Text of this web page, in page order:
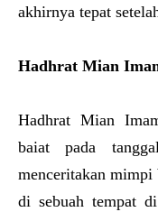
akhirnya tepat
Hadhrat Mian
Hadhrat Mian
baiat pada
menceritakan mimpi
di sebuah tempat